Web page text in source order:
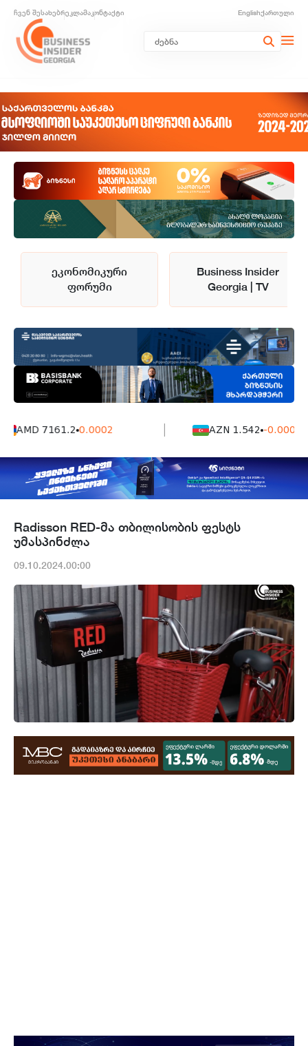
ჩვენ შესახებრეკლამაკონტაქტი Englishქართული
ეკონომიკური
ფორუმი
Business Insider
Georgia | TV
AMD 7161.2 0.0002 AZN 1.542 -0.0006
Radisson RED-მა თბილისობის ფესტს
უმასპინძლა
09.10.2024.00:00